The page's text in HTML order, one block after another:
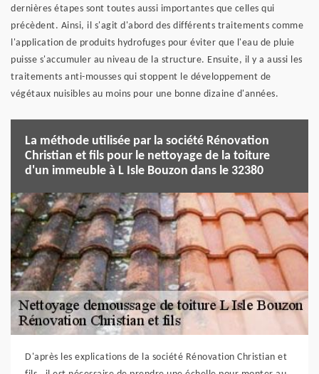
dernières étapes sont toutes aussi importantes que celles qui
précèdent. Ainsi, il s'agit d'abord des différents traitements comme
l'application de produits hydrofuges pour éviter que l'eau de pluie
puisse s'accumuler au niveau de la structure. Ensuite, il y a aussi les
traitements anti-mousses qui stoppent le développement de
végétaux nuisibles au moins pour une bonne dizaine d'années.
La méthode utilisée par la société Rénovation
Christian et fils pour le nettoyage de la toiture
d'un immeuble à L Isle Bouzon dans le 32380
D'après les explications de la société Rénovation Christian et